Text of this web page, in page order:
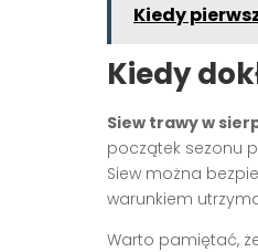
Kiedy
Kiedy
Siew trawy w
początek sezonu
Siew można
warunkiem
Warto pamiętać,